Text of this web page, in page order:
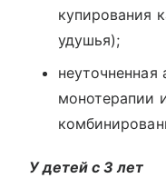
купирования
удушья);
неуточненная
монотерапии
У детей с 3 лет